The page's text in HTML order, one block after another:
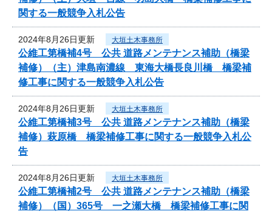
関する一般競争入札公告
2024年8月26日更新 大垣土木事務所
公維工第橋補4号 公共 道路メンテナンス補助（橋梁
補修）（主）津島南濃線 東海大橋長良川橋 橋梁補
修工事に関する一般競争入札公告
2024年8月26日更新 大垣土木事務所
公維工第橋補3号 公共 道路メンテナンス補助（橋梁
補修）萩原橋 橋梁補修工事に関する一般競争入札公
告
2024年8月26日更新 大垣土木事務所
公維工第橋補2号 公共 道路メンテナンス補助（橋梁
補修）（国）365号 一之瀬大橋 橋梁補修工事に関